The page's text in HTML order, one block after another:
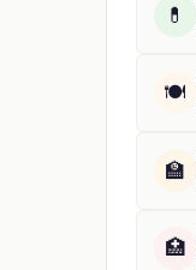
💊
🍽️
🏫
🏥